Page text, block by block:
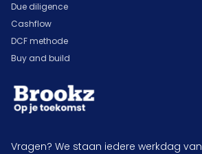
Due diligence
Cashflow
DCF methode
Buy and build
Vragen? We staan iedere werkdag van